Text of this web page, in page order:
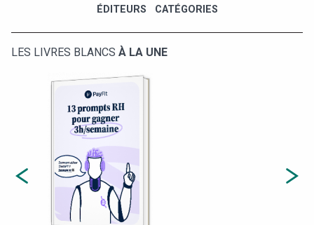
ÉDITEURS CATÉGORIES
LES LIVRES BLANCS À LA UNE